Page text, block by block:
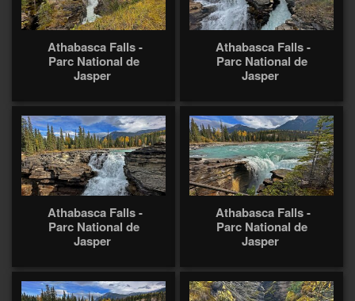
Athabasca Falls -
Parc National de
Jasper
Athabasca Falls -
Parc National de
Jasper
Athabasca Falls -
Parc National de
Jasper
Athabasca Falls -
Parc National de
Jasper